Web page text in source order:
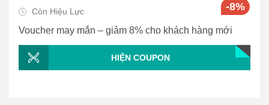
Còn Hiệu Lực -8%
Voucher may mắn – giảm 8% cho khách hàng mới
HIỆN COUPON